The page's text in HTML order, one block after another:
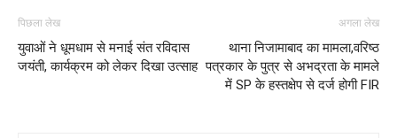
पिछला लेख
युवाओं ने धूमधाम से मनाई संत रविदास
जयंती, कार्यक्रम को लेकर दिखा उत्साह
अगला लेख
थाना निजामाबाद का मामला,वरिष्ठ
पत्रकार के पुत्र से अभद्रता के मामले
में SP के हस्तक्षेप से दर्ज होगी FIR